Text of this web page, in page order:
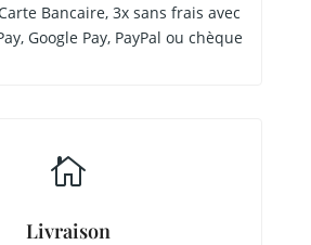
Bancaire, 3x sans frais avec
Google Pay, PayPal ou chèque

Livraison